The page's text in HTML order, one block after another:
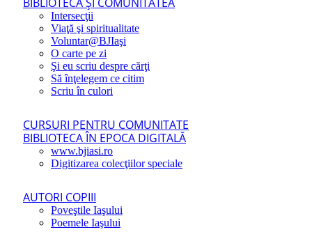
Intersecţii
Viaţă şi spiritualitate
Voluntar@BJIaşi
O carte pe zi
Şi eu scriu despre cărţi
Să înţelegem ce citim
Scriu în culori
CURSURI PENTRU COMUNITATE
BIBLIOTECA ÎN EPOCA DIGITALĂ
www.bjiasi.ro
Digitizarea colecţiilor speciale
AUTORI COPIII
Poveştile Iaşului
Poemele Iaşului